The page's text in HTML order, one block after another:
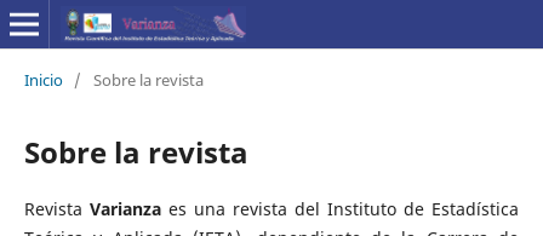
Inicio / Sobre la revista
Sobre la revista
Revista Varianzaes una revista del Instituto de Estadística